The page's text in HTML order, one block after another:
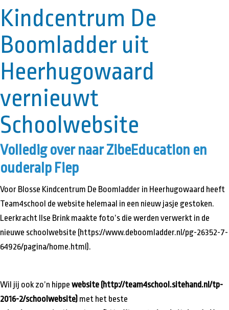
Kindcentrum De
Boomladder uit
Heerhugowaard
vernieuwt
Schoolwebsite
Volledig over naar ZibeEducation en
ouderalp Fiep
Voor Blosse Kindcentrum De Boomladder in Heerhugowaard heeft
Team4school de website helemaal in een nieuw jasje gestoken.
Leerkracht Ilse Brink maakte foto’s die werden verwerkt in de
nieuwe schoolwebsite (https://www.deboomladder.nl/pg-26352-7-
64926/pagina/home.html).
Wil jij ook zo’n hippe website (http://team4school.sitehand.nl/tp-
2016-2/schoolwebsite) met het beste